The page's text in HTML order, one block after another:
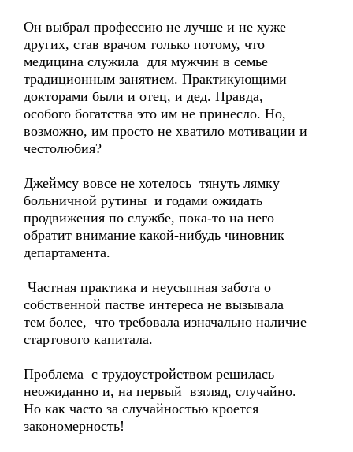
Он выбрал профессию не лучше и не хуже
других, став врачом только потому, что
медицина служила для мужчин в семье
традиционным занятием. Практикующими
докторами были и отец, и дед. Правда,
особого богатства это им не принесло. Но,
возможно, им просто не хватило мотивации и
честолюбия?
Джеймсу вовсе не хотелось тянуть лямку
больничной рутины и годами ожидать
продвижения по службе, пока-то на него
обратит внимание какой-нибудь чиновник
департамента.
Частная практика и неусыпная забота о
собственной пастве интереса не вызывала
тем более, что требовала изначально наличие
стартового капитала.
Проблема с трудоустройством решилась
неожиданно и, на первый взгляд, случайно.
Но как часто за случайностью кроется
закономерность!